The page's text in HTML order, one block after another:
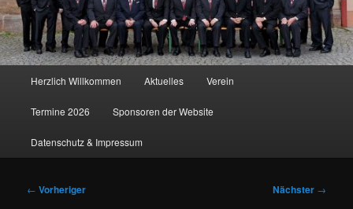
Herzlich Willkommen Aktuelles Verein
Termine 2026 Sponsoren der Website
Datenschutz & Impressum
Beitragsnavigation
← Vorheriger Nächster →